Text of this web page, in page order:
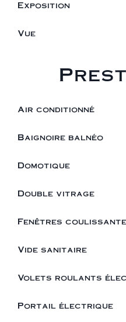
Exposition
Vue
Air conditionné
Baignoire balnéo
Domotique
Double vitrage
Fenêtres
Vide sanitaire
Volets roulants
Portail électrique